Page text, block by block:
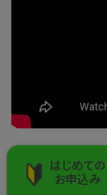
はじめての
お申込み